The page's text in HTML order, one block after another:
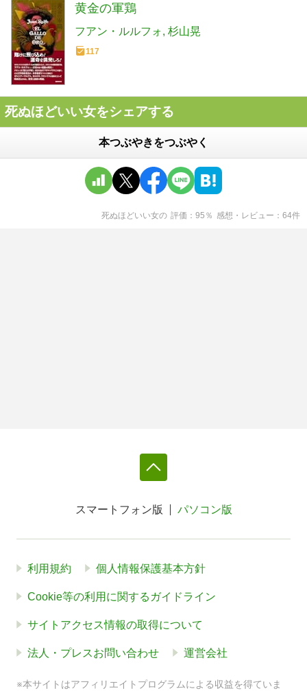
黄金の軍鶏
フアン・ルルフォ 杉山晃
117
死ぬほどいい女をシェアする
本つぶやきをつぶやく
死ぬほどいい女の 評価 95 ％ 感想・レビュー 64件
スマートフォン版 パソコン版
利用規約 個人情報保護基本方針
Cookie等の利用に関するガイドライン
サイトアクセス情報の取得について
法人・プレスお問い合わせ 運営会社
※本サイトはアフィリエイトプログラムによる収益を得ていま